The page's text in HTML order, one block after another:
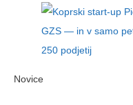
Novice